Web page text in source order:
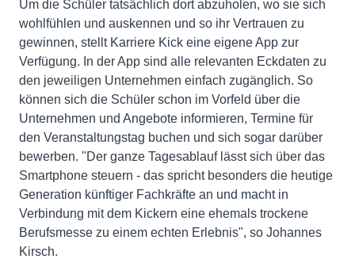
Um die Schüler tatsächlich dort abzuholen, wo sie sich
wohlfühlen und auskennen und so ihr Vertrauen zu
gewinnen, stellt Karriere Kick eine eigene App zur
Verfügung. In der App sind alle relevanten Eckdaten zu
den jeweiligen Unternehmen einfach zugänglich. So
können sich die Schüler schon im Vorfeld über die
Unternehmen und Angebote informieren, Termine für
den Veranstaltungstag buchen und sich sogar darüber
bewerben. "Der ganze Tagesablauf lässt sich über das
Smartphone steuern - das spricht besonders die heutige
Generation künftiger Fachkräfte an und macht in
Verbindung mit dem Kickern eine ehemals trockene
Berufsmesse zu einem echten Erlebnis", so Johannes
Kirsch.